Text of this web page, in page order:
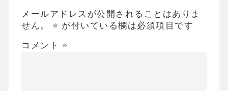
メールアドレスが公開されることはありま
せん。
※ が付いている欄は必須項目です
コメント ※